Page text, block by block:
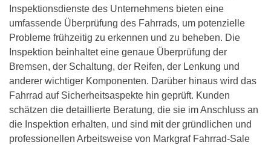
Inspektionsdienste des Unternehmens bieten eine
umfassende Überprüfung des Fahrrads, um potenzielle
Probleme frühzeitig zu erkennen und zu beheben. Die
Inspektion beinhaltet eine genaue Überprüfung der
Bremsen, der Schaltung, der Reifen, der Lenkung und
anderer wichtiger Komponenten. Darüber hinaus wird das
Fahrrad auf Sicherheitsaspekte hin geprüft. Kunden
schätzen die detaillierte Beratung, die sie im Anschluss an
die Inspektion erhalten, und sind mit der gründlichen und
professionellen Arbeitsweise von Markgraf Fahrrad-Sale